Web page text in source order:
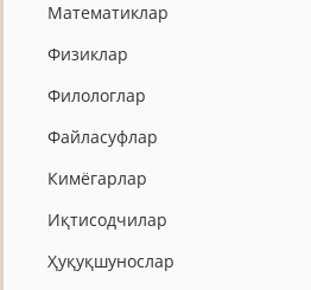
Математиклар
Физиклар
Филологлар
Файласуфлар
Кимёгарлар
Иқтисодчилар
Ҳуқуқшунослар